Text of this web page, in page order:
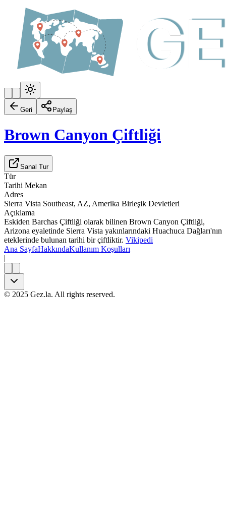
Geri Paylaş
Brown Canyon Çiftliği
Sanal Tur
Tür
Tarihi Mekan
Adres
Sierra Vista Southeast, AZ, Amerika Birleşik Devletleri
Açıklama
Eskiden Barchas Çiftliği olarak bilinen Brown Canyon Çiftliği,
Arizona eyaletinde Sierra Vista yakınlarındaki Huachuca Dağları'nın
eteklerinde bulunan tarihi bir çiftliktir. Vikipedi
Ana SayfaHakkındaKullanım Koşulları
|
© 2025 Gez.la. All rights reserved.